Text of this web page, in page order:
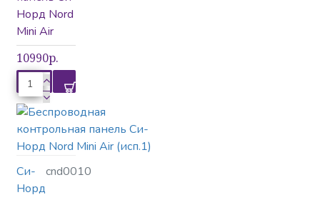
Норд Nord
Mini Air
10990р.
Си-
Норд
cnd0010